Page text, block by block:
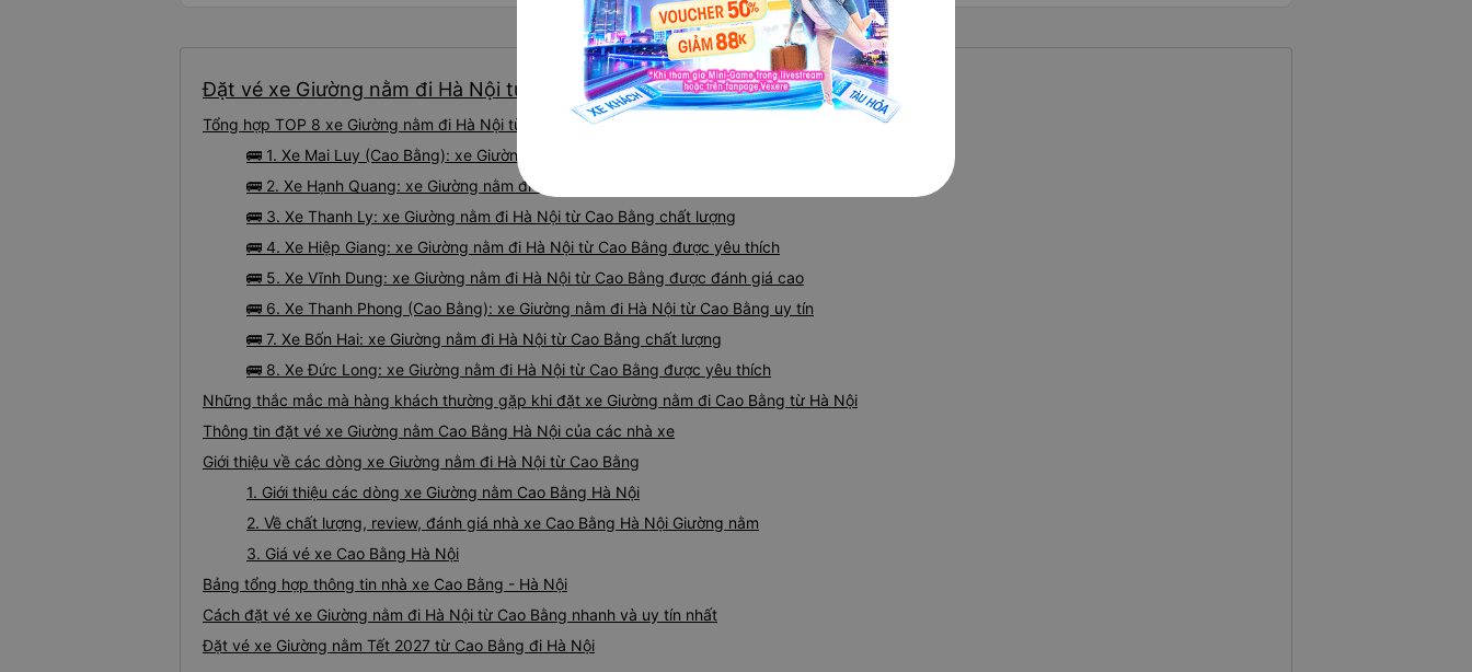
Đặt vé xe Giường nằm đi Hà Nội từ Cao Bằng giá tốt nhất
Tổng hợp TOP 8 xe Giường nằm đi Hà Nội từ Cao Bằng tốt nhất hiện nay 08/2026
🚌 1. Xe Mai Luy (Cao Bằng): xe Giường nằm đi Hà Nội từ Cao Bằng được đánh giá cao
🚌 2. Xe Hạnh Quang: xe Giường nằm đi Hà Nội từ Cao Bằng uy tín
🚌 3. Xe Thanh Ly: xe Giường nằm đi Hà Nội từ Cao Bằng chất lượng
🚌 4. Xe Hiệp Giang: xe Giường nằm đi Hà Nội từ Cao Bằng được yêu thích
🚌 5. Xe Vĩnh Dung: xe Giường nằm đi Hà Nội từ Cao Bằng được đánh giá cao
🚌 6. Xe Thanh Phong (Cao Bằng): xe Giường nằm đi Hà Nội từ Cao Bằng uy tín
🚌 7. Xe Bốn Hai: xe Giường nằm đi Hà Nội từ Cao Bằng chất lượng
🚌 8. Xe Đức Long: xe Giường nằm đi Hà Nội từ Cao Bằng được yêu thích
Những thắc mắc mà hàng khách thường gặp khi đặt xe Giường nằm đi Cao Bằng từ Hà Nội
Thông tin đặt vé xe Giường nằm Cao Bằng Hà Nội của các nhà xe
Giới thiệu về các dòng xe Giường nằm đi Hà Nội từ Cao Bằng
1. Giới thiệu các dòng xe Giường nằm Cao Bằng Hà Nội
2. Về chất lượng, review, đánh giá nhà xe Cao Bằng Hà Nội Giường nằm
3. Giá vé xe Cao Bằng Hà Nội
Bảng tổng hợp thông tin nhà xe Cao Bằng - Hà Nội
Cách đặt vé xe Giường nằm đi Hà Nội từ Cao Bằng nhanh và uy tín nhất
Đặt vé xe Giường nằm Tết 2027 từ Cao Bằng đi Hà Nội